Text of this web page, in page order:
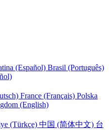
(Español) Brasil (Português)
France (Français) Polska
(English)
(Türkçe) 中国 (简体中文) 台